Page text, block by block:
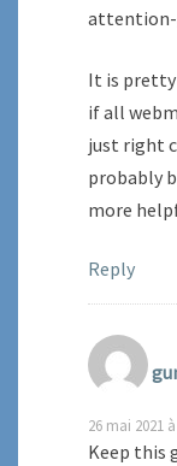
attention-
It is pretty
if all
just right
probably
more
Reply
26 mai 2021
Keep this